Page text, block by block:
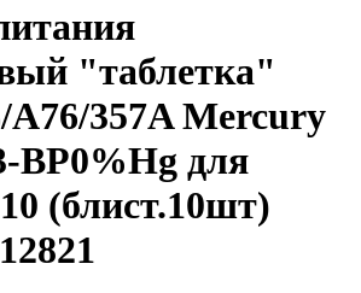
"таблетка"
A76/357A Mercury
BP0%Hg для
(блист.10шт)